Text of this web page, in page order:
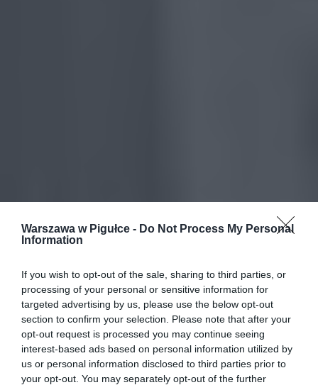
Warszawa w Pigułce - Do Not Process My Personal
Information
If you wish to opt-out of the sale, sharing to third parties, or
processing of your personal or sensitive information for
targeted advertising by us, please use the below opt-out
section to confirm your selection. Please note that after your
opt-out request is processed you may continue seeing
interest-based ads based on personal information utilized by
us or personal information disclosed to third parties prior to
your opt-out. You may separately opt-out of the further